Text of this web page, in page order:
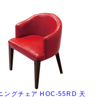
ングチェア HOC-55RD 天